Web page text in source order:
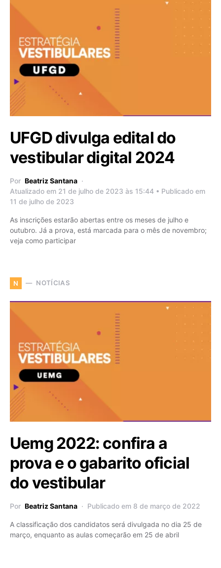
UFGD divulga edital do
vestibular digital 2024
Por Beatriz Santana
Atualizado em 21 de julho de 2023 às 15:44 • Publicado em
11 de julho de 2023
As inscrições estarão abertas entre os meses de julho e
outubro. Já a prova, está marcada para o mês de novembro;
veja como participar
N NOTÍCIAS
Uemg 2022: confira a
prova e o gabarito oficial
do vestibular
Por Beatriz Santana Publicado em 8 de março de 2022
A classificação dos candidatos será divulgada no dia 25 de
março, enquanto as aulas começarão em 25 de abril